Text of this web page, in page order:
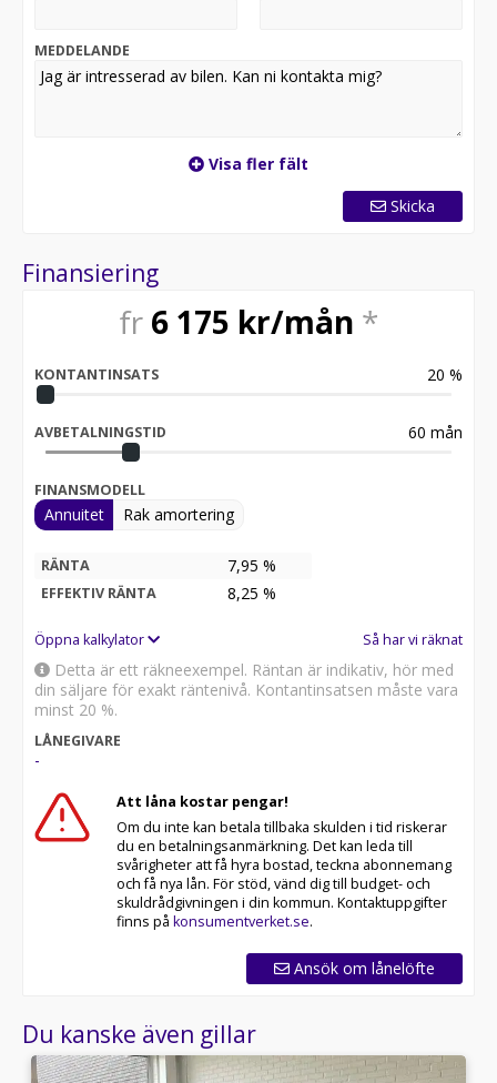
MEDDELANDE
Visa fler fält
Skicka
Finansiering
fr 6 175 kr/mån *
KONTANTINSATS 20 %
AVBETALNINGSTID 60 mån
FINANSMODELL
Annuitet Rak amortering
RÄNTA 7,95 %
EFFEKTIV RÄNTA 8,25 %
Öppna kalkylator Så har vi räknat
Detta är ett räkneexempel. Räntan är indikativ, hör med
din säljare för exakt räntenivå. Kontantinsatsen måste vara
minst 20 %.
LÅNEGIVARE
-
Att låna kostar pengar!
Om du inte kan betala tillbaka skulden i tid riskerar
du en betalningsanmärkning. Det kan leda till
svårigheter att få hyra bostad, teckna abonnemang
och få nya lån. För stöd, vänd dig till budget- och
skuldrådgivningen i din kommun. Kontaktuppgifter
finns på konsumentverket.se.
Ansök om lånelöfte
Du kanske även gillar